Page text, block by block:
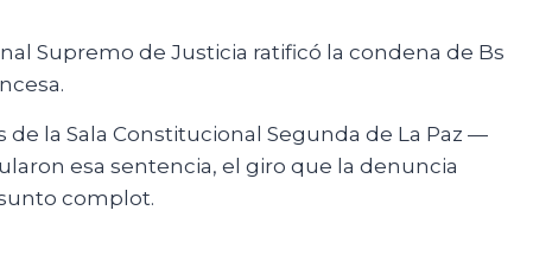
Supremo de Justicia ratificó la condena de Bs
de la Sala Constitucional Segunda de La Paz —
esa sentencia, el giro que la denuncia
complot.